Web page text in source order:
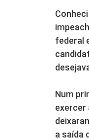
federal
Num
exercer
a saída